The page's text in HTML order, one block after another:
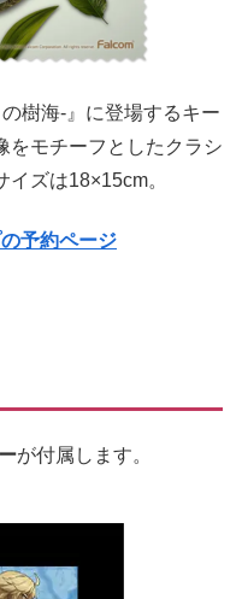
樹海-』に登場するキー
をモチーフとしたクラシ
ズは18×15cm。
予約ページ
が付属します。